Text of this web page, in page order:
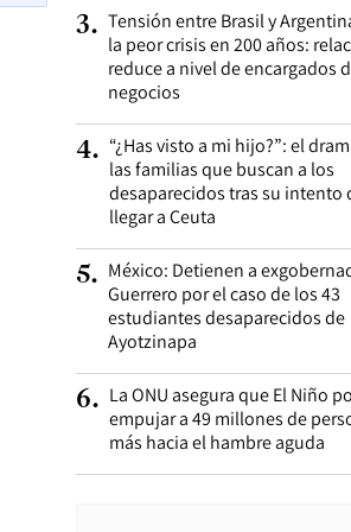
3. Tensión entre Brasil y
la peor crisis en 200 años:
reduce a nivel de encargados
negocios
4. “¿Has visto a mi hijo?”: el
las familias que buscan a los
desaparecidos tras su intento
llegar a Ceuta
5. México: Detienen a
Guerrero por el caso de los 43
estudiantes desaparecidos de
Ayotzinapa
6. La ONU asegura que El Niño
empujar a 49 millones de
más hacia el hambre aguda